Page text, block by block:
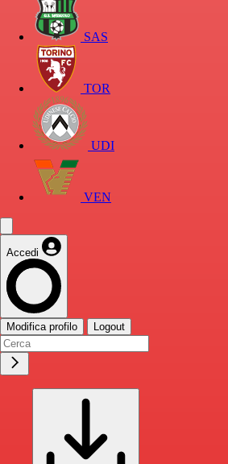
SAS
TOR
UDI
VEN
Accedi
Modifica profilo Logout